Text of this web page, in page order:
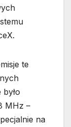
te
MHz –
na